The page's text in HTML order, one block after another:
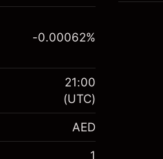
AED 1,000.00
-0.00062%
21:00
(UTC)
AED
1